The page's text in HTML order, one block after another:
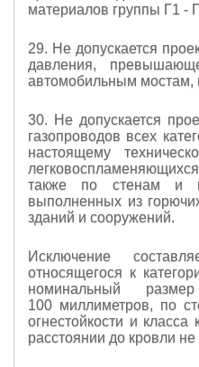
материалов группы Г1 -
29. Не допускается
давления,
автомобильным мостам,
30. Не допускается
газопроводов всех
настоящему
также по стенам и
выполненных из
зданий и сооружений.
Исключение
относящегося к
номинальный
100 миллиметров, по
огнестойкости и
расстоянии до кровли